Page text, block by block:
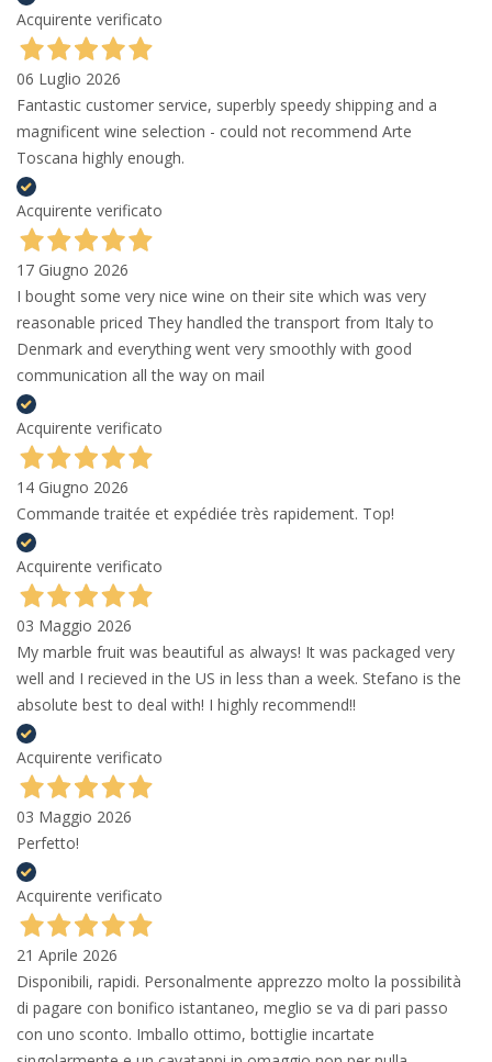
Acquirente verificato
06 Luglio 2026
Fantastic customer service, superbly speedy shipping and a
magnificent wine selection - could not recommend Arte
Toscana highly enough.
Acquirente verificato
17 Giugno 2026
I bought some very nice wine on their site which was very
reasonable priced They handled the transport from Italy to
Denmark and everything went very smoothly with good
communication all the way on mail
Acquirente verificato
14 Giugno 2026
Commande traitée et expédiée très rapidement. Top!
Acquirente verificato
03 Maggio 2026
My marble fruit was beautiful as always! It was packaged very
well and I recieved in the US in less than a week. Stefano is the
absolute best to deal with! I highly recommend!!
Acquirente verificato
03 Maggio 2026
Perfetto!
Acquirente verificato
21 Aprile 2026
Disponibili, rapidi. Personalmente apprezzo molto la possibilità
di pagare con bonifico istantaneo, meglio se va di pari passo
con uno sconto. Imballo ottimo, bottiglie incartate